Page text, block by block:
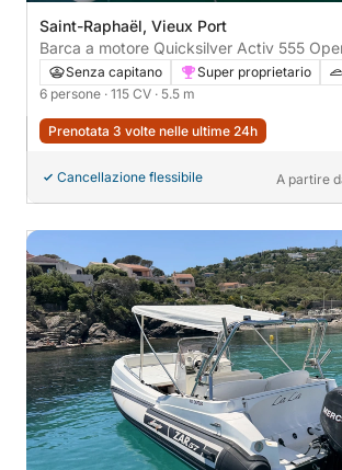
Saint-Raphaël, Vieux Port
Senza capitano Super proprietario
6 persone · 115 CV · 5.5 m
Prenotata 3 volte nelle ultime 24h
Cancellazione flessibile A partire